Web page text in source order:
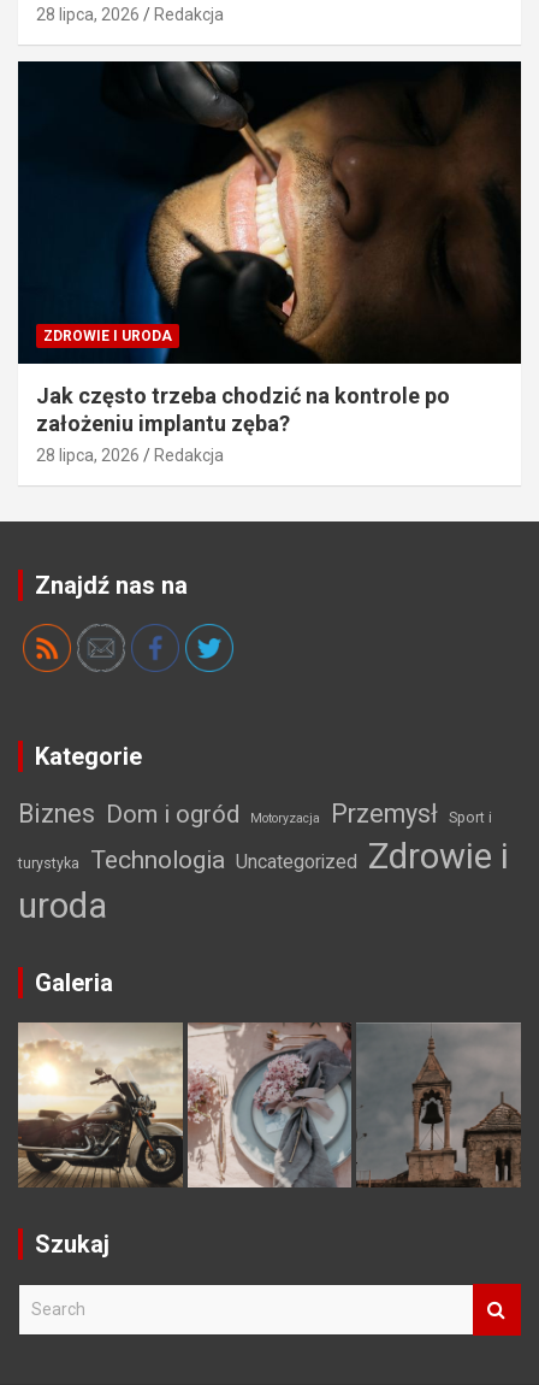
28 lipca, 2026 Redakcja
ZDROWIE I URODA
Jak często trzeba chodzić na kontrole po
założeniu implantu zęba?
28 lipca, 2026 Redakcja
Znajdź nas na
Kategorie
Biznes Dom i ogród Motoryzacja Przemysł Sport i
turystyka Technologia Uncategorized
Zdrowie i
uroda
Galeria
Szukaj